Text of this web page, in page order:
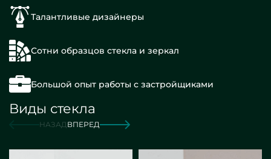
Талантливые дизайнеры
Сотни образцов стекла и зеркал
Большой опыт работы с застройщиками
Виды стекла
НАЗАДВПЕРЕД